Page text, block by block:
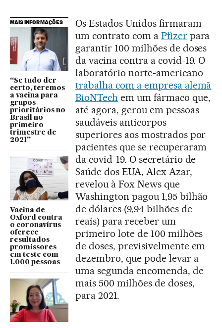
MAIS INFORMAÇÕES
“Se tudo der
certo, teremos
a vacina para
grupos
prioritários no
Brasil no
primeiro
trimestre de
2021”
Vacina de
Oxford contra
o coronavírus
oferece
resultados
promissores
em teste com
1.000 pessoas
Os Estados Unidos firmaram
um contrato com a Pfizerpara
garantir 100 milhões de doses
da vacina contra a covid-19. O
laboratório norte-americano
trabalha com a empresa alemã
BioNTech em um fármaco que,
até agora, gerou em pessoas
saudáveis anticorpos
superiores aos mostrados por
pacientes que se recuperaram
da covid-19. O secretário de
Saúde dos EUA, Alex Azar,
revelou à Fox News que
Washington pagou 1,95 bilhão
de dólares (9,94 bilhões de
reais) para receber um
primeiro lote de 100 milhões
de doses, previsivelmente em
dezembro, que pode levar a
uma segunda encomenda, de
mais 500 milhões de doses,
para 2021.